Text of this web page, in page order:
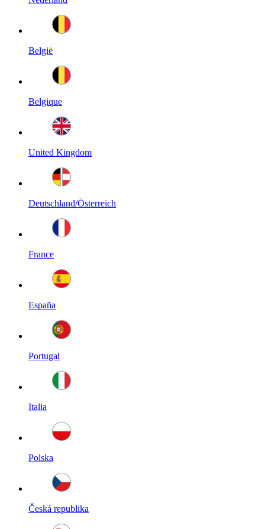
België
Belgique
United Kingdom
Deutschland/Österreich
France
España
Portugal
Italia
Polska
Česká republika